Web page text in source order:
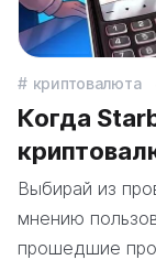
криптовалюта
Когда
Выбирай из
мнению
прошедшие